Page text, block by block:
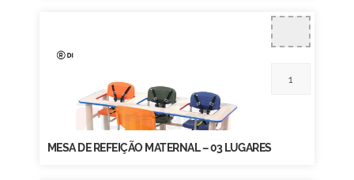
MESA DE REFEIÇÃO MATERNAL – 03 LUGARES